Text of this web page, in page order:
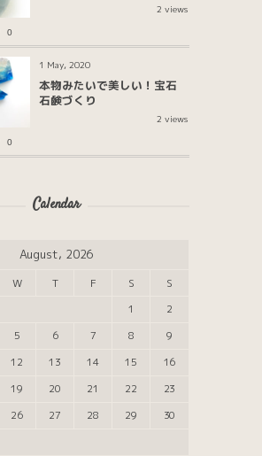
2 views
0
1 May, 2020
本物みたいで美しい！宝石
石鹸づくり
2 views
0
Calendar
August, 2026
W T F S S
1
2
5 6 7 8
9
12 13 14 15
16
19 20 21 22
23
26 27 28 29
30